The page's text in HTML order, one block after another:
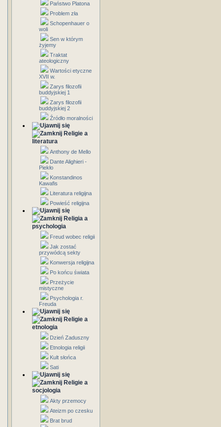
Państwo Platona
Problem zła
Schopenhauer o
woli
Sen w którym
żyjemy
Traktat
ateologiczny
Wartości etyczne
XVII w.
Zarys filozofii
buddyjskiej 1
Zarys filozofii
buddyjskiej 2
Źródło moralności
Religie a
literatura
Anthony de Mello
Dante Alighieri -
Piekło
Konstandinos
Kawafis
Literatura religijna
Powieść religijna
Religia a
psychologia
Freud wobec religii
Jak zostać
przywódcą sekty
Konwersja religijna
Po końcu świata
Przeżycie
mistyczne
Psychologia r.
Freuda
Religie a
etnologia
Dzień Zaduszny
Etnologia religii
Kult słońca
Sati
Religie a
socjologia
Akty przemocy
Ateizm po czesku
Brat brud